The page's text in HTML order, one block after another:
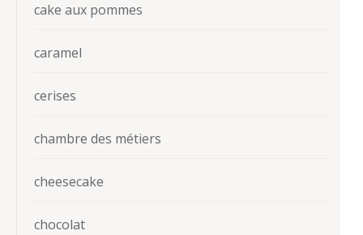
cake aux pommes
caramel
cerises
chambre des métiers
cheesecake
chocolat